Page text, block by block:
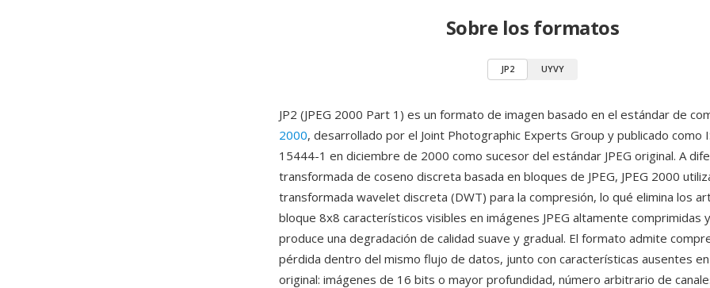
Sobre los formatos
JP2 UYVY
JP2 (JPEG 2000 Part 1) es un formato de imagen basado en el estándar de
2000, desarrollado por el Joint Photographic Experts Group y publicado como
15444-1 en diciembre de 2000 como sucesor del estándar JPEG original. A
transformada de coseno discreta basada en bloques de JPEG, JPEG 2000
transformada wavelet discreta (DWT) para la compresión, lo qué elimina los
bloque 8x8 característicos visibles en imágenes JPEG altamente comprimidas
produce una degradación de calidad suave y gradual. El formato admite
pérdida dentro del mismo flujo de datos, junto con características ausentes en
original: imágenes de 16 bits o mayor profundidad, número arbitrario de